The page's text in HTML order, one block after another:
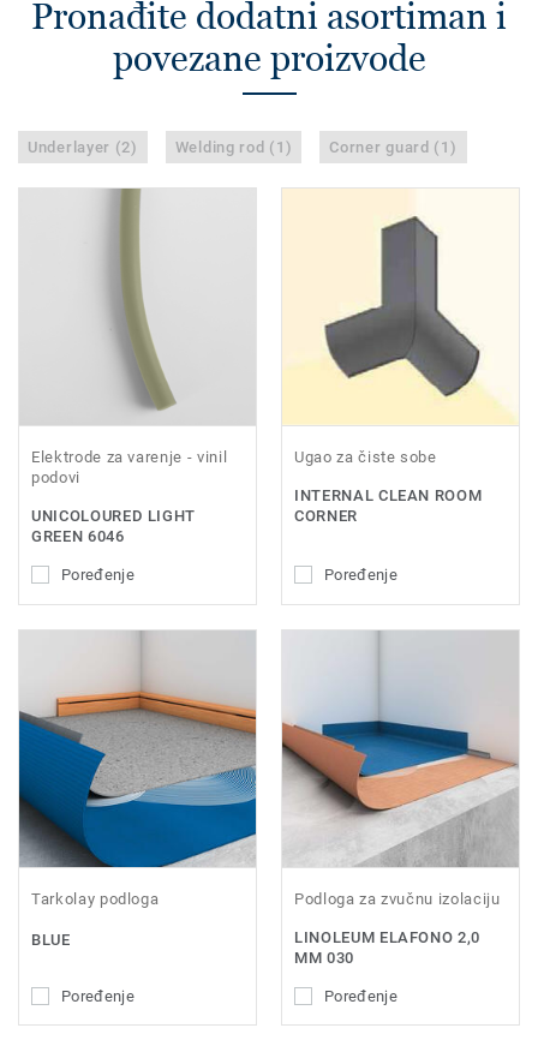
Pronađite dodatni asortiman i
povezane proizvode
Underlayer (2) Welding rod (1) Corner guard (1)
Elektrode za varenje - vinil
podovi
UNICOLOURED LIGHT
GREEN 6046
Poređenje
Ugao za čiste sobe
INTERNAL CLEAN ROOM
CORNER
Poređenje
Tarkolay podloga
BLUE
Poređenje
Podloga za zvučnu izolaciju
LINOLEUM ELAFONO 2,0
MM 030
Poređenje